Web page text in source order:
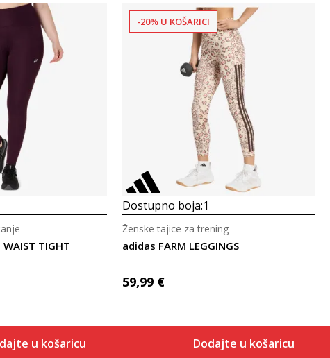
TIGHT
u košaricu
Uporedi
-20% U KOŠARICI
Dostupno boja:1
adidas FARM LEGGINGS
Ženske tajice za trening
59,99 €
Dodajte u košaricu